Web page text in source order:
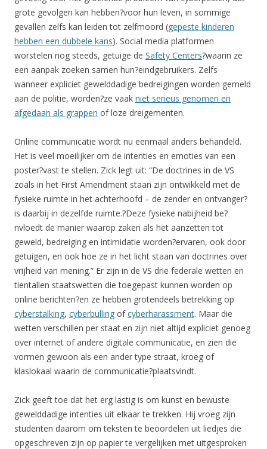
grote gevolgen kan hebben?voor hun leven, in sommige
gevallen zelfs kan leiden tot zelfmoord (gepeste kinderen
hebben een dubbele kans). Social media platformen
worstelen nog steeds, getuige de Safety Centers?waarin ze
een aanpak zoeken samen hun?eindgebruikers. Zelfs
wanneer expliciet gewelddadige bedreigingen worden gemeld
aan de politie, worden?ze vaak niet serieus genomen en
afgedaan als grappen of loze dreigementen.
Online communicatie wordt nu eenmaal anders behandeld.
Het is veel moeilijker om de intenties en emoties van een
poster?vast te stellen. Zick legt uit: “De doctrines in de VS
zoals in het First Amendment staan zijn ontwikkeld met de
fysieke ruimte in het achterhoofd – de zender en ontvanger?
is daarbij in dezelfde ruimte.?Deze fysieke nabijheid be?
nvloedt de manier waarop zaken als het aanzetten tot
geweld, bedreiging en intimidatie worden?ervaren, ook door
getuigen, en ook hoe ze in het licht staan van doctrines over
vrijheid van mening.” Er zijn in de VS drie federale wetten en
tientallen staatswetten die toegepast kunnen worden op
online berichten?en ze hebben grotendeels betrekking op
cyberstalking, cyberbulling ofcyberharassment. Maar die
wetten verschillen per staat en zijn niet altijd expliciet genoeg
over internet of andere digitale communicatie, en zien die
vormen gewoon als een ander type straat, kroeg of
klaslokaal waarin de communicatie?plaatsvindt.
Zick geeft toe dat het erg lastig is om kunst en bewuste
gewelddadige intenties uit elkaar te trekken. Hij vroeg zijn
studenten daarom om teksten te beoordelen uit liedjes die
opgeschreven zijn op papier te vergelijken met uitgesproken